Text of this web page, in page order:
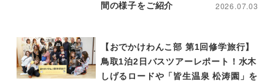
間の様子をご紹介
2026.07.03
【おでかけわんこ部 第1回修学旅行】
鳥取1泊2日バスツアーレポート！水木
しげるロードや「皆生温泉 松涛園」を